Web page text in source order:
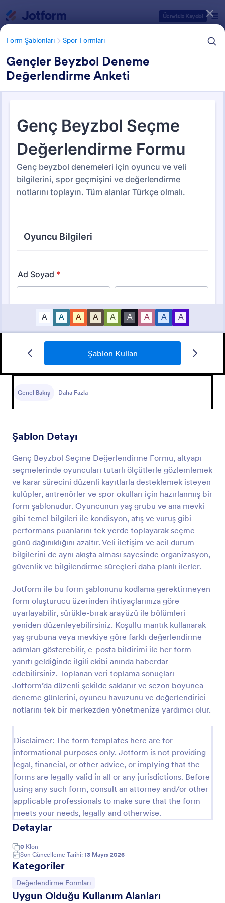
Ücretsiz Kaydol
Form Şablonları Spor Formları
Gençler Beyzbol Deneme
Değerlendirme Anketi
Şablon Kullan
Genel Bakış Daha Fazla
Şablon Detayı
Genç Beyzbol Seçme Değerlendirme Formu, altyapı
seçmelerinde oyuncuları tutarlı ölçütlerle gözlemlemek
ve karar sürecini düzenli kayıtlarla desteklemek isteyen
kulüpler, antrenörler ve spor okulları için hazırlanmış bir
form şablonudur. Oyuncunun yaş grubu ve ana mevki
gibi temel bilgileri ile kondisyon, atış ve vuruş gibi
performans puanlarını tek yerde toplayarak seçme
günü dağınıklığını azaltır. Veli iletişim ve acil durum
bilgilerini de aynı akışta alması sayesinde organizasyon,
güvenlik ve bilgilendirme süreçleri daha planlı ilerler.
Jotform ile bu form şablonunu kodlama gerektirmeyen
form oluşturucu üzerinden ihtiyaçlarınıza göre
uyarlayabilir, sürükle-bırak arayüzü ile bölümleri
yeniden düzenleyebilirsiniz. Koşullu mantık kullanarak
yaş grubuna veya mevkiye göre farklı değerlendirme
adımları gösterebilir, e-posta bildirimi ile her form
yanıtı geldiğinde ilgili ekibi anında haberdar
edebilirsiniz. Toplanan veri toplama sonuçları
Jotform’da düzenli şekilde saklanır ve sezon boyunca
deneme günlerini, oyuncu havuzunu ve değerlendirici
notlarını tek bir merkezden yönetmenize yardımcı olur.
Disclaimer: The form templates here are for
informational purposes only. Jotform is not providing
legal, financial, or other advice, or implying that the
forms are legally valid in all or any jurisdictions. Before
using any such form, consult an attorney and/or other
applicable professionals to make sure that the form
meets your needs, legally and otherwise.
Detaylar
0 Klon
Son Güncelleme Tarihi: 13 Mayıs 2026
Kategoriler
Kategoriye git:
Değerlendirme Formları
Uygun Olduğu Kullanım Alanları
Spor Formları
79 Şablon
Futbol Kayıt Formu
Kayıt Formu
Önizleme
Spor Kursu Kayıt Formu
Bir spor kursu işletiyor ve başvurularınızı toplamak
formu tam olarak size göre. Form aracılığıyla gerekli
bilgileri tek seferde alıp işlerinizi kolaylaştırabilirsiniz.
Go to Category:
Spor Formları
Şablon Kullan
Önizleme
Form Şablonu Kategorileri